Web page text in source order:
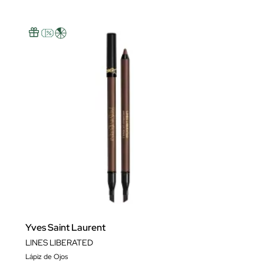
Yves Saint Laurent
LINES LIBERATED
Lápiz de Ojos